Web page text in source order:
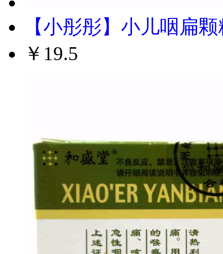
【小彤彤】小儿咽扁
￥19.5